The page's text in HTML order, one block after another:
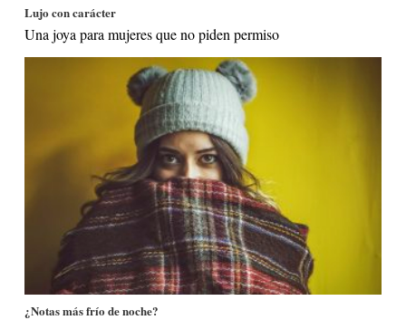
Lujo con carácter
Una joya para mujeres que no piden permiso
¿Notas más frío de noche?